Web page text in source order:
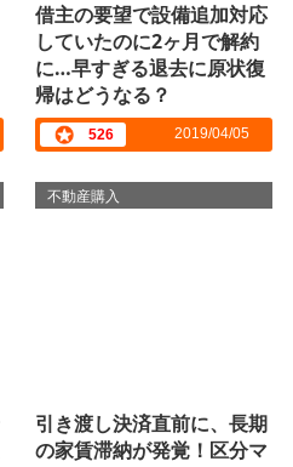
借主の要望で設備追加対応
していたのに2ヶ月で解約
に…早すぎる退去に原状復
帰はどうなる？
526 2019/04/05
不動産購入
引き渡し決済直前に、長期
の家賃滞納が発覚！区分マ